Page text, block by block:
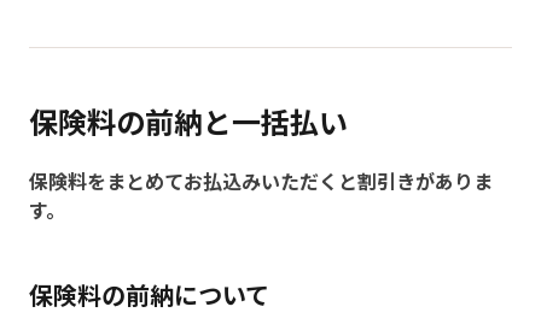
保険料の前納と一括払い
保険料をまとめてお払込みいただくと割引きがありま
す。
保険料の前納について